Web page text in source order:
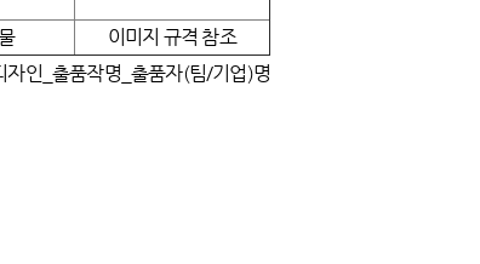
이미지 규격 참조
자인_출품작명_출품자(팀/기업)명